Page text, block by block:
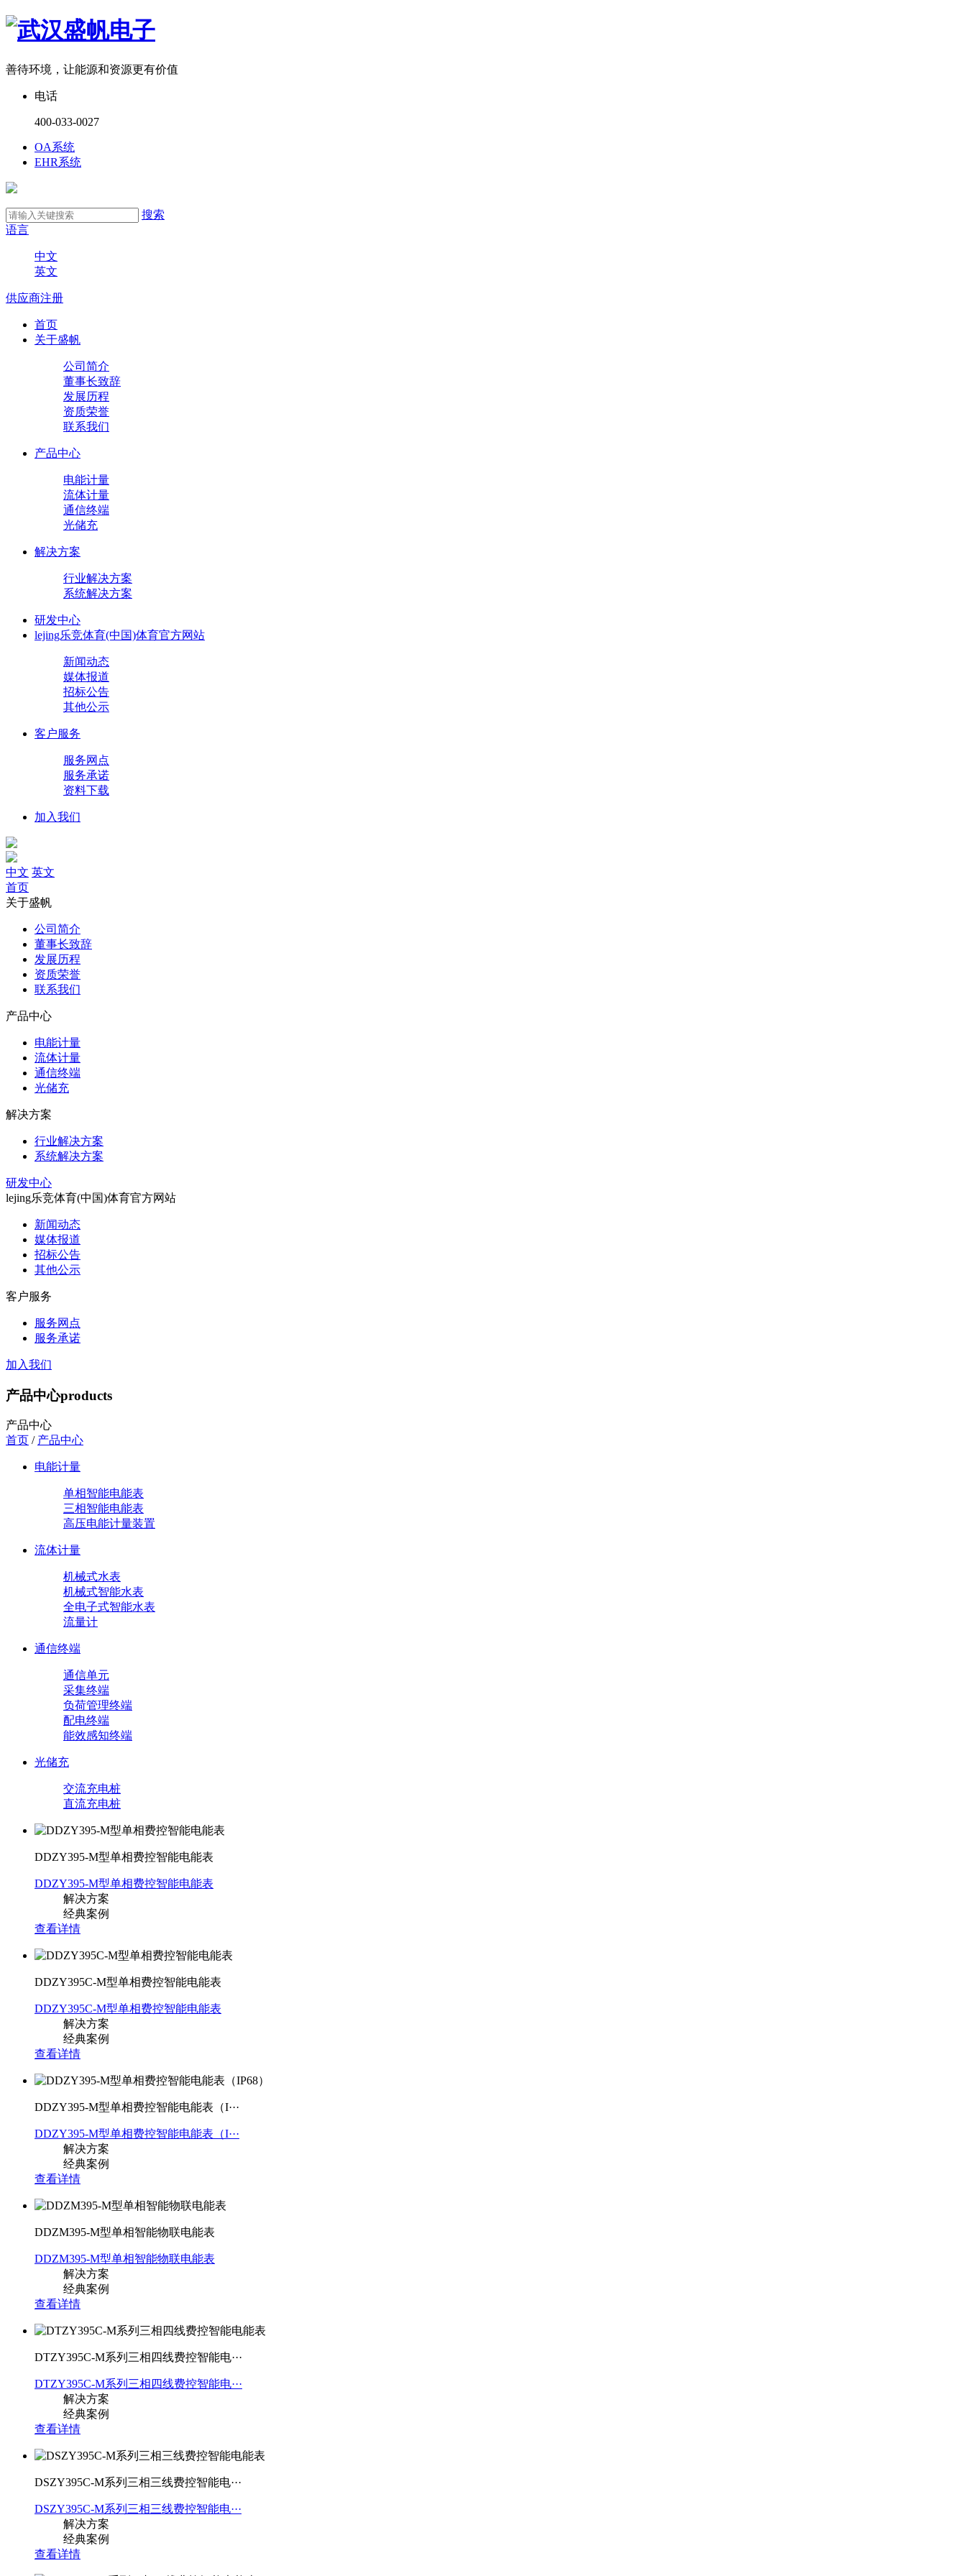
善待环境，让能源和资源更有价值
电话
400-033-0027
OA系统
EHR系统
搜索
语言
中文
英文
供应商注册
首页
关于盛帆
公司简介
董事长致辞
发展历程
资质荣誉
联系我们
产品中心
电能计量
流体计量
通信终端
光储充
解决方案
行业解决方案
系统解决方案
研发中心
lejing乐竞体育(中国)体育官方网站
新闻动态
媒体报道
招标公告
其他公示
客户服务
服务网点
服务承诺
资料下载
加入我们
中文 英文
首页
关于盛帆
公司简介
董事长致辞
发展历程
资质荣誉
联系我们
产品中心
电能计量
流体计量
通信终端
光储充
解决方案
行业解决方案
系统解决方案
研发中心
lejing乐竞体育(中国)体育官方网站
新闻动态
媒体报道
招标公告
其他公示
客户服务
服务网点
服务承诺
加入我们
产品中心products
产品中心
首页 / 产品中心
电能计量
单相智能电能表
三相智能电能表
高压电能计量装置
流体计量
机械式水表
机械式智能水表
全电子式智能水表
流量计
通信终端
通信单元
采集终端
负荷管理终端
配电终端
能效感知终端
光储充
交流充电桩
直流充电桩
DDZY395-M型单相费控智能电能表
DDZY395-M型单相费控智能电能表
解决方案
经典案例
查看详情
DDZY395C-M型单相费控智能电能表
DDZY395C-M型单相费控智能电能表
解决方案
经典案例
查看详情
DDZY395-M型单相费控智能电能表（I···
DDZY395-M型单相费控智能电能表（I···
解决方案
经典案例
查看详情
DDZM395-M型单相智能物联电能表
DDZM395-M型单相智能物联电能表
解决方案
经典案例
查看详情
DTZY395C-M系列三相四线费控智能电···
DTZY395C-M系列三相四线费控智能电···
解决方案
经典案例
查看详情
DSZY395C-M系列三相三线费控智能电···
DSZY395C-M系列三相三线费控智能电···
解决方案
经典案例
查看详情